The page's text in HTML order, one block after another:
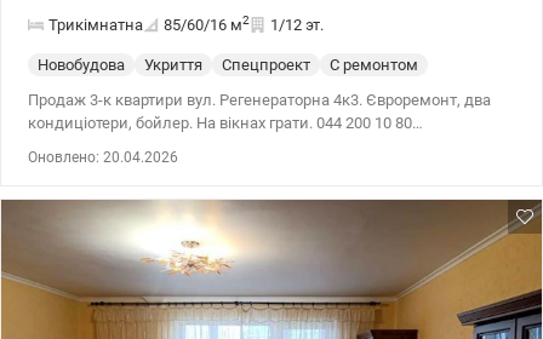
Трикімнатна 85/60/16 м2 1/12 эт.
Новобудова Укриття Спецпроект
С ремонтом
Продаж 3-к квартири вул. Регенераторна 4к3. Євроремонт, два
кондиціотери, бойлер. На вікнах грати. 044 200 10 80
Оновлено: 20.04.2026